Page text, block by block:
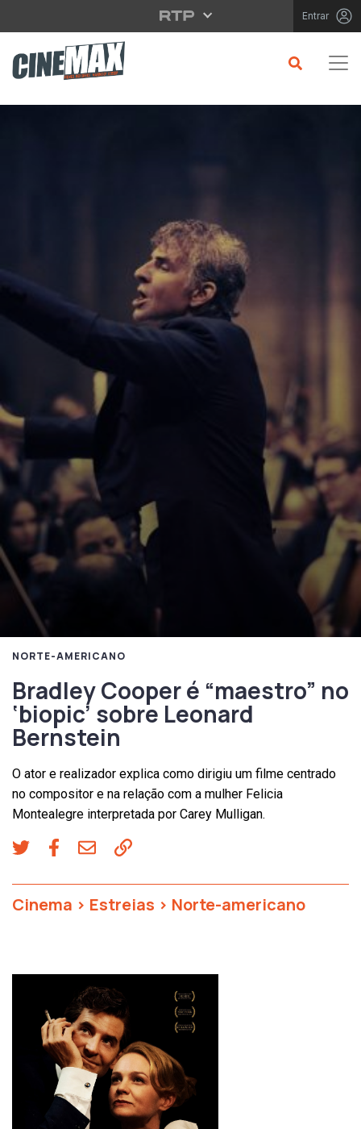
Saltar para o conteúdo principal Entrar
NORTE-AMERICANO
Bradley Cooper é “maestro” no
‘biopic’ sobre Leonard
Bernstein
O ator e realizador explica como dirigiu um filme centrado
no compositor e na relação com a mulher Felicia
Montealegre interpretada por Carey Mulligan.
Cinema > Estreias > Norte-americano